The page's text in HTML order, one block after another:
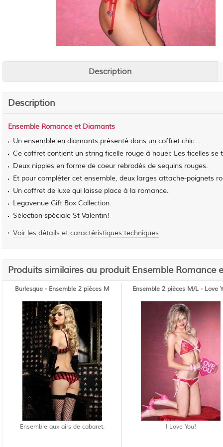
Description
Description
Ensemble Romance et Diamants
Un ensemble en diamants présenté dans un coffret chic...
Ce coffret contient un string ficelle rouge à nouer. Les ficelles
Deux nippies en forme de coeur rebrodés de sequins rouges.
Et pour compléter cet ensemble, deux larges attache-poignets
Un coffret de luxe qui laisse place à la romance.
Legavenue Gift Box Collection.
Sélection spéciale St Valentin!
Voir les détails et caractéristiques techniques
Produits similaires au produit Ensemble Romance
Burlesque - Ensemble 2 pièces M
Ensemble aux airs de cabaret.
Ensemble 2 pièces M/L - Love
I Love You!